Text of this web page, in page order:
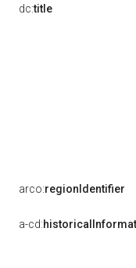
dc:title
arco:regionIdentifier
a-cd: